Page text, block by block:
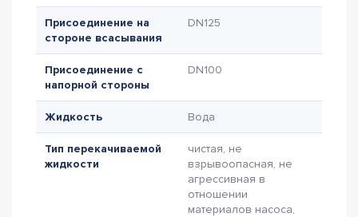
Присоединение на
стороне всасывания
DN125
Присоединение с
напорной стороны
DN100
Жидкость Вода
Тип перекачиваемой
жидкости
чистая, не
взрывоопасная, не
агрессивная в
отношении
материалов насоса,